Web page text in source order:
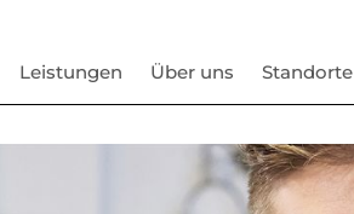
Leistungen Über uns Standorte